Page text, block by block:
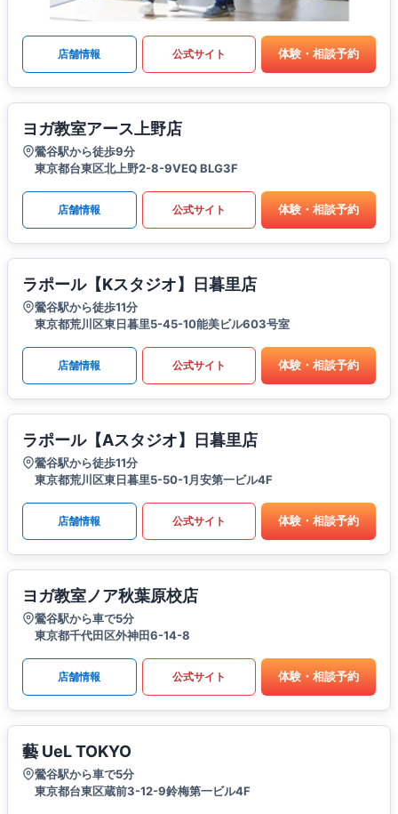
店舗情報 公式サイト 体験・相談予約
ヨガ教室アース上野店
鶯谷駅から徒歩9分
東京都台東区北上野2-8-9VEQ BLG3F
店舗情報 公式サイト 体験・相談予約
ラポール【Kスタジオ】日暮里店
鶯谷駅から徒歩11分
東京都荒川区東日暮里5-45-10能美ビル603号室
店舗情報 公式サイト 体験・相談予約
ラポール【Aスタジオ】日暮里店
鶯谷駅から徒歩11分
東京都荒川区東日暮里5-50-1月安第一ビル4F
店舗情報 公式サイト 体験・相談予約
ヨガ教室ノア秋葉原校店
鶯谷駅から車で5分
東京都千代田区外神田6-14-8
店舗情報 公式サイト 体験・相談予約
藝 UeL TOKYO
鶯谷駅から車で5分
東京都台東区蔵前3-12-9鈴梅第一ビル4F